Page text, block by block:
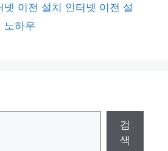
넷 이전 설치 인터넷 이전 설
노하우
검
색